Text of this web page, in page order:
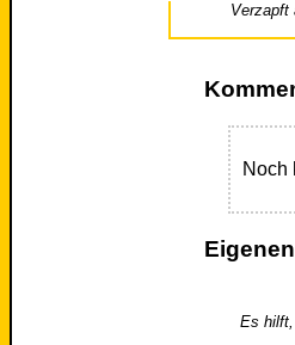
Noch
Es